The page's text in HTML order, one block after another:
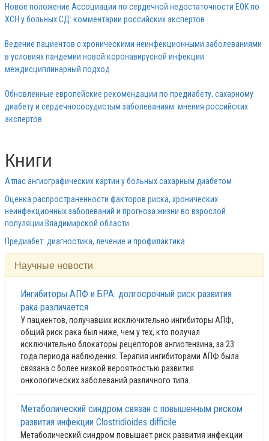
Новое положение Ассоциации по сердечной недостаточности ЕОК по
ХСН у больных СД: комментарии российских экспертов
Ведение пациентов с хроническими неинфекционными заболеваниями
в условиях пандемии новой коронавирусной инфекции:
междисциплинарный подход
Обновленные европейские рекомендации по предиабету, сахарному
диабету и сердечнососудистым заболеваниям: мнения российских
экспертов
Книги
Атлас ангиографических картин у больных сахарным диабетом
Оценка распространенности факторов риска, хронических
неинфекционных заболеваний и прогноза жизни во взрослой
популяции Владимирской области
Предиабет: диагностика, лечение и профилактика
Научные новости
Ингибиторы АПФ и БРА: долгосрочный риск развития
рака различается
У пациентов, получавших исключительно ингибиторы АПФ,
общий риск рака был ниже, чем у тех, кто получал
исключительно блокаторы рецепторов ангиотензина, за 23
года периода наблюдения. Терапия ингибиторами АПФ была
связана с более низкой вероятностью развития
онкологических заболеваний различного типа.
Метаболический синдром связан с повышенным риском
развития инфекции Clostridioides difficile
Метаболический синдром повышает риск развития инфекции